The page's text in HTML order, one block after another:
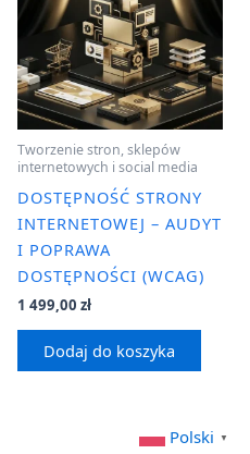
Tworzenie stron, sklepów
internetowych i social media
DOSTĘPNOŚĆ STRONY
INTERNETOWEJ – AUDYT
I POPRAWA
DOSTĘPNOŚCI (WCAG)
1 499,00 zł
Dodaj do koszyka
Polski ▼